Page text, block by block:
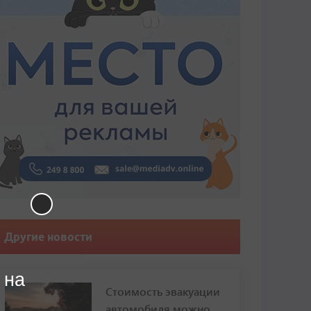
Другие новости
Стоимость эвакуации